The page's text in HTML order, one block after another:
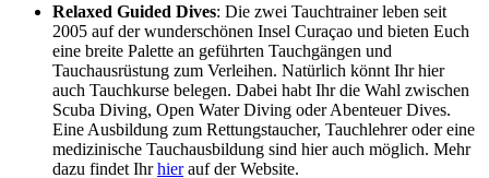
Relaxed Guided Dives: Die zwei Tauchtrainer leben seit
2005 auf der wunderschönen Insel Curaçao und bieten Euch
eine breite Palette an geführten Tauchgängen und
Tauchausrüstung zum Verleihen. Natürlich könnt Ihr hier
auch Tauchkurse belegen. Dabei habt Ihr die Wahl zwischen
Scuba Diving, Open Water Diving oder Abenteuer Dives.
Eine Ausbildung zum Rettungstaucher, Tauchlehrer oder eine
medizinische Tauchausbildung sind hier auch möglich. Mehr
dazu findet Ihrhierauf der Website.